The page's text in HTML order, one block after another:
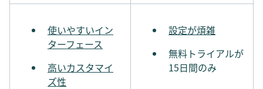
使いやすいイン
ターフェース
高いカスタマイ
ズ性
設定が煩雑
無料トライアルが
15日間のみ